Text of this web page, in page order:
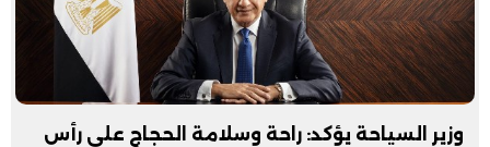
وزير السياحة يؤكد: راحة وسلامة الحجاج على رأس